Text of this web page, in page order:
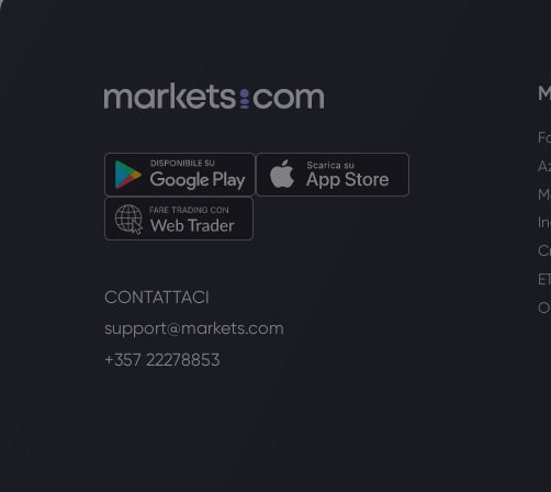
CONTATTACI
support@markets.com
+357 22278853